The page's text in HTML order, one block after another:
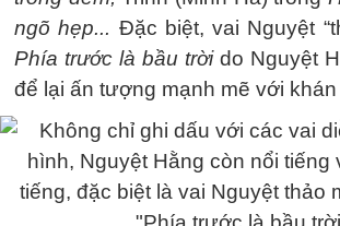
ngõ hẹp... Đặc biệt, vai Nguyệt
Phía trước là bầu trời do Nguyệt
để lại ấn tượng mạnh mẽ với khán